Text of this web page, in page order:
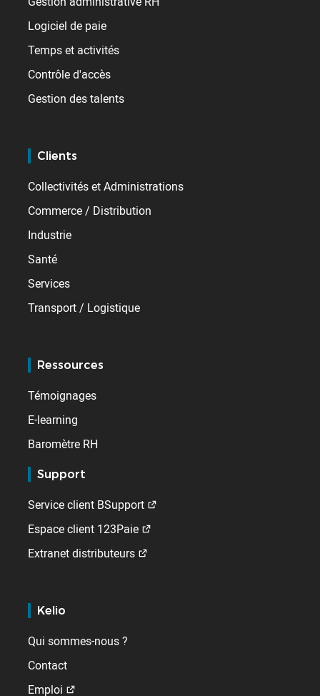
Logiciel de paie
Temps et activités
Contrôle d'accès
Gestion des talents
Clients
Collectivités et Administrations
Commerce / Distribution
Industrie
Santé
Services
Transport / Logistique
Ressources
Témoignages
E-learning
Baromètre RH
Support
Service client BSupport
Espace client 123Paie
Extranet distributeurs
Kelio
Qui sommes-nous ?
Contact
Emploi